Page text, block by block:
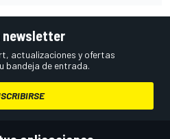
newsletter
actualizaciones y ofertas
bandeja de entrada.